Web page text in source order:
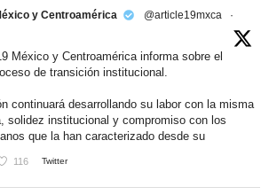
y Centroamérica
@article19mxca
·
México y Centroamérica informa sobre el
de transición institucional.
continuará desarrollando su labor con la misma
solidez institucional y compromiso con los
que la han caracterizado desde su
116 Twitter